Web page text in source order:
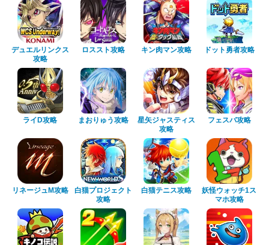
デュエルリンクス
攻略
ロススト攻略 キン肉マン攻略 ドット勇者攻略
ライD攻略 まおりゅう攻略
星矢ジャスティス
攻略
フェスバ攻略
リネージュM攻略
白猫プロジェクト
攻略
白猫テニス攻略
妖怪ウォッチ1ス
マホ攻略